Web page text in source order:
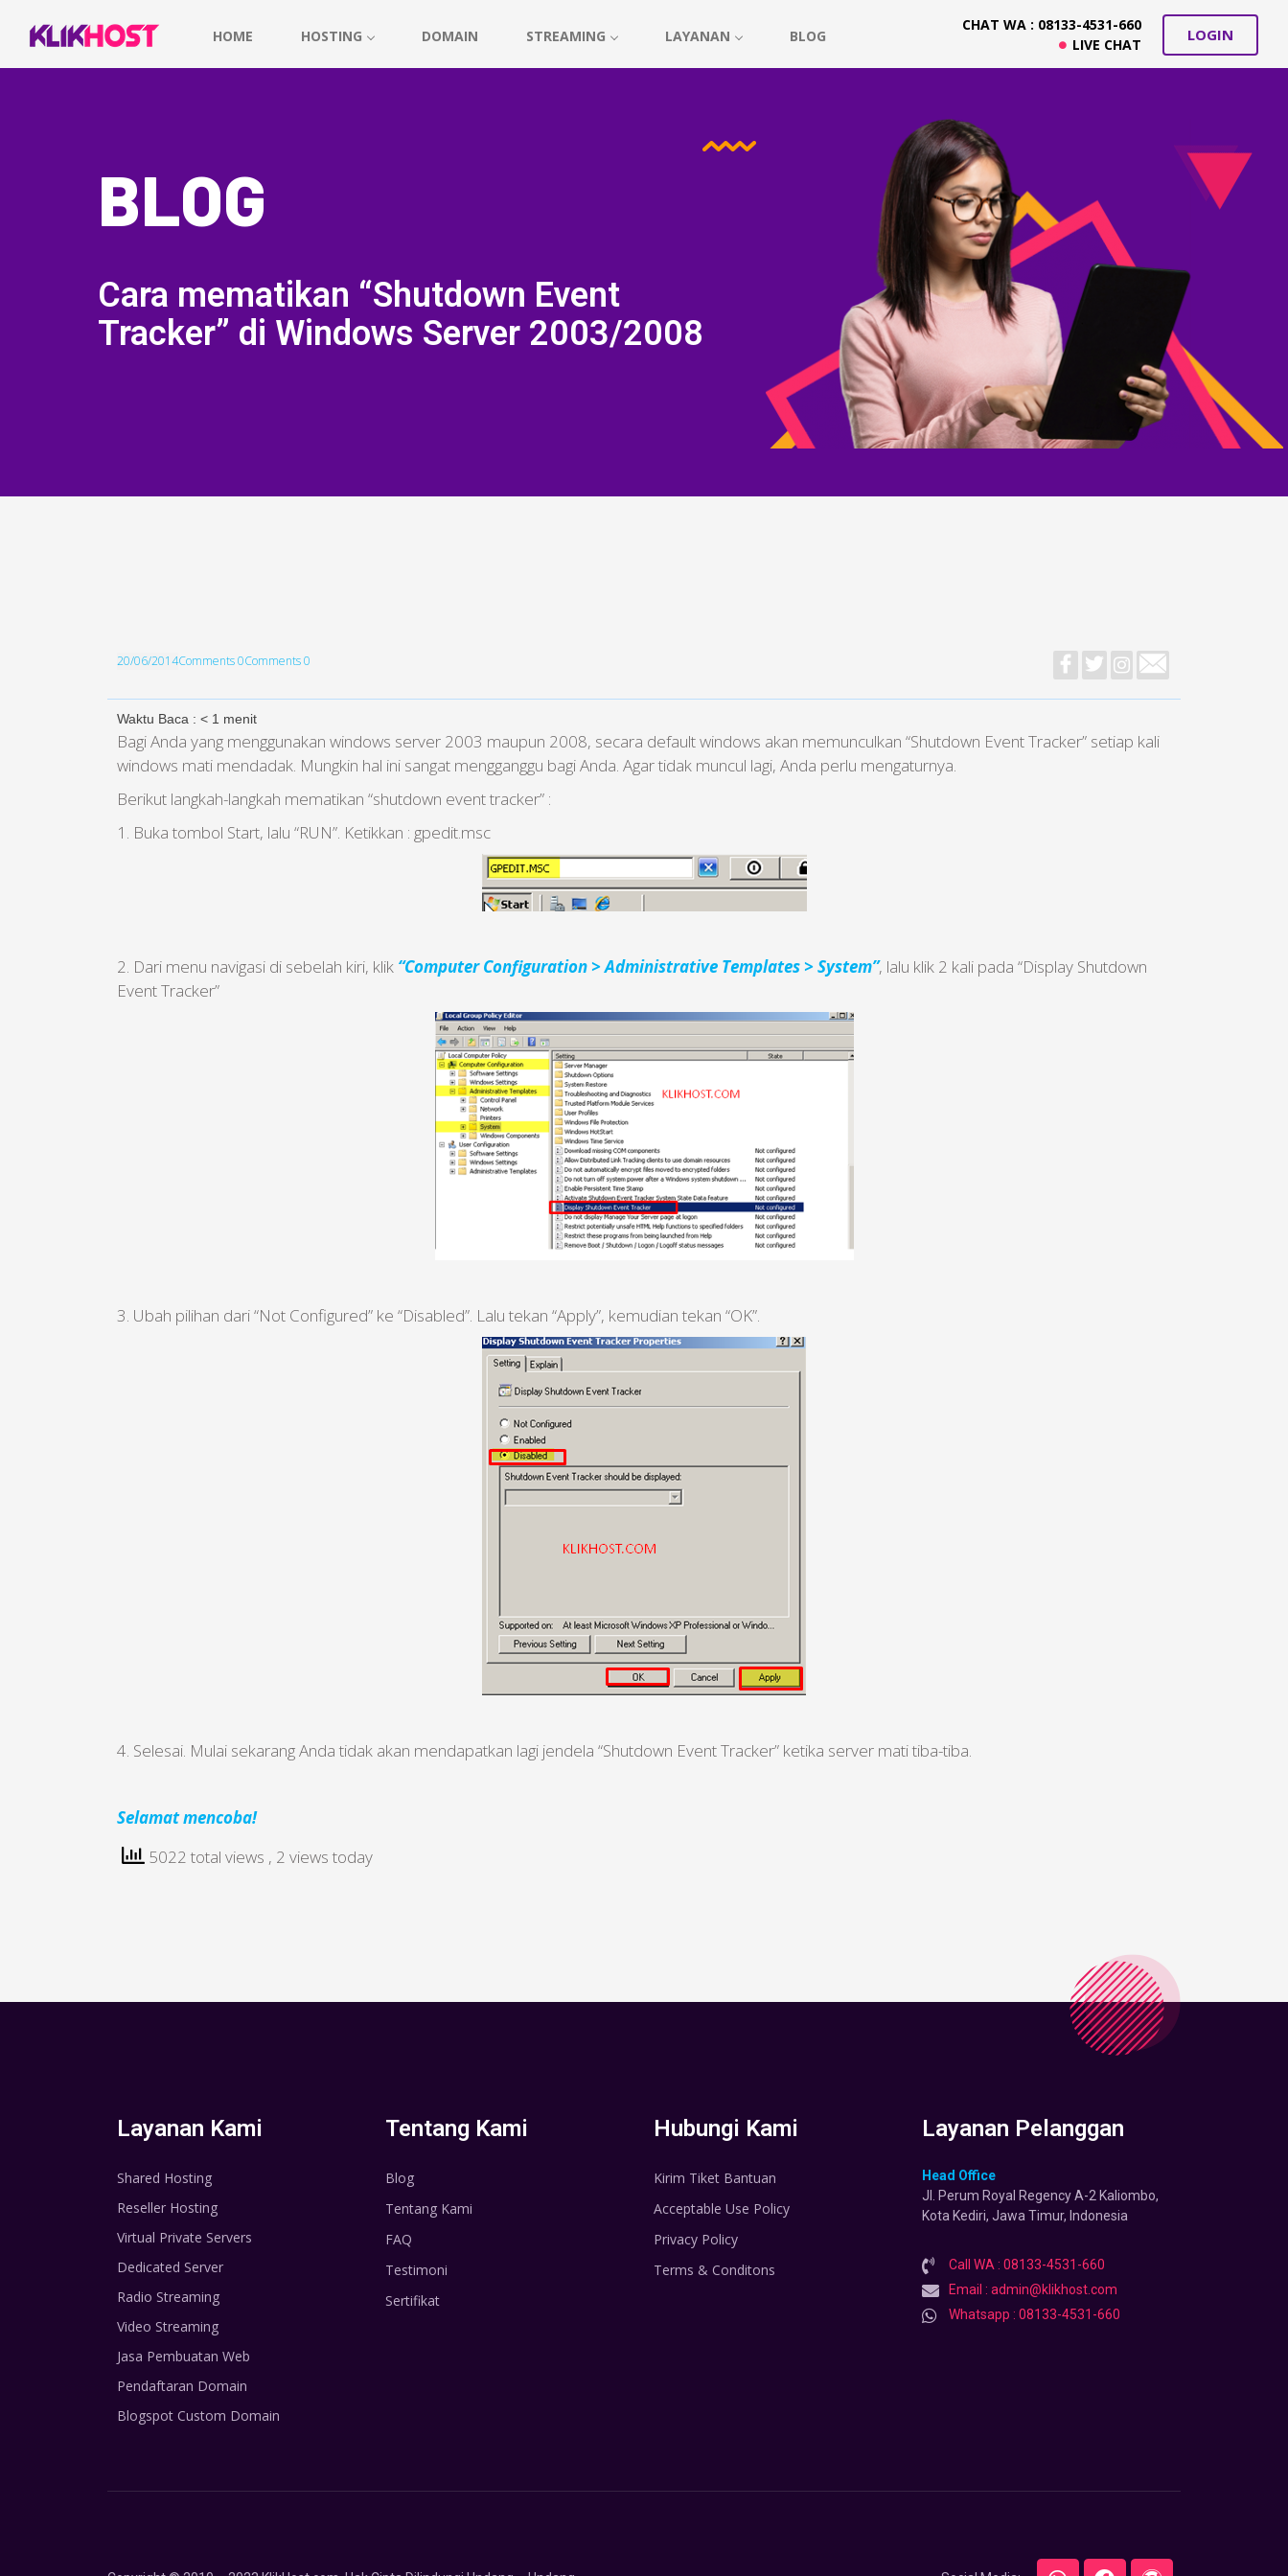
HOME HOSTING DOMAIN STREAMING LAYANAN BLOG
CHAT WA : 08133-4531-660
LIVE CHAT
LOGIN
BLOG
Cara mematikan “Shutdown Event
Tracker” di Windows Server 2003/2008
20/06/2014Comments 0Comments 0
Waktu Baca : < 1 menit
Bagi Anda yang menggunakan windows server 2003 maupun 2008, secara default windows akan memunculkan “Shutdown Event Tracker” setiap kali
windows mati mendadak. Mungkin hal ini sangat mengganggu bagi Anda. Agar tidak muncul lagi, Anda perlu mengaturnya.
Berikut langkah-langkah mematikan “shutdown event tracker” :
1. Buka tombol Start, lalu “RUN”. Ketikkan : gpedit.msc
2. Dari menu navigasi di sebelah kiri, klik “Computer Configuration > Administrative Templates > System”, lalu klik 2 kali pada “Display Shutdown
Event Tracker”
3. Ubah pilihan dari “Not Configured” ke “Disabled”. Lalu tekan “Apply”, kemudian tekan “OK”.
4. Selesai. Mulai sekarang Anda tidak akan mendapatkan lagi jendela “Shutdown Event Tracker” ketika server mati tiba-tiba.
Selamat mencoba!
5022 total views , 2 views today
Layanan Kami
Shared Hosting
Reseller Hosting
Virtual Private Servers
Dedicated Server
Radio Streaming
Video Streaming
Jasa Pembuatan Web
Pendaftaran Domain
Blogspot Custom Domain
Tentang Kami
Blog
Tentang Kami
FAQ
Testimoni
Sertifikat
Hubungi Kami
Kirim Tiket Bantuan
Acceptable Use Policy
Privacy Policy
Terms & Conditons
Layanan Pelanggan
Head Office
Jl. Perum Royal Regency A-2 Kaliombo,
Kota Kediri, Jawa Timur, Indonesia
Call WA : 08133-4531-660
Email : admin@klikhost.com
Whatsapp : 08133-4531-660